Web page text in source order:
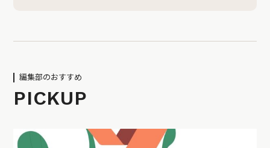
編集部のおすすめ
PICKUP